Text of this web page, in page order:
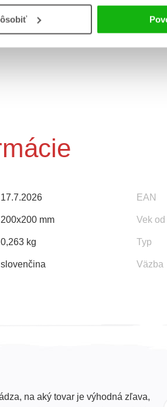
17.7.2026
200x200 mm
0,263 kg
slovenčina
EAN
Vek od
Typ
Väzba
na aký tovar je výhodná zľava,